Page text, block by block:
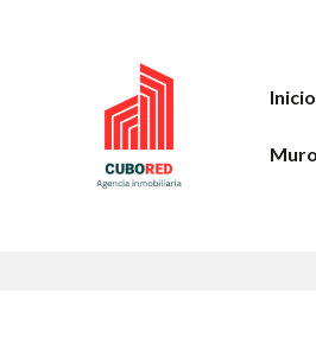
Inicio
Muro